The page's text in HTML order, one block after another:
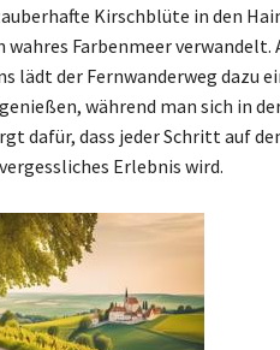
Kirschblüte in den
Farbenmeer verwandelt.
lädt der Fernwanderweg dazu
während man sich in
dafür, dass jeder Schritt auf
Erlebnis wird.